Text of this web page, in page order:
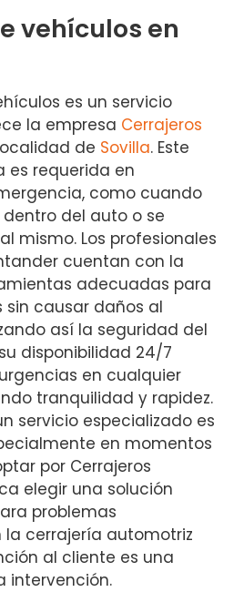
vehículos en
es un servicio
la empresa Cerrajeros
de Sovilla. Este
es requerida en
como cuando
del auto o se
mismo. Los profesionales
cuentan con la
adecuadas para
sin causar daños al
así la seguridad del
disponibilidad 24/7
en cualquier
tranquilidad y rapidez.
servicio especializado es
en momentos
por Cerrajeros
elegir una solución
problemas
cerrajería automotriz
al cliente es una
intervención.